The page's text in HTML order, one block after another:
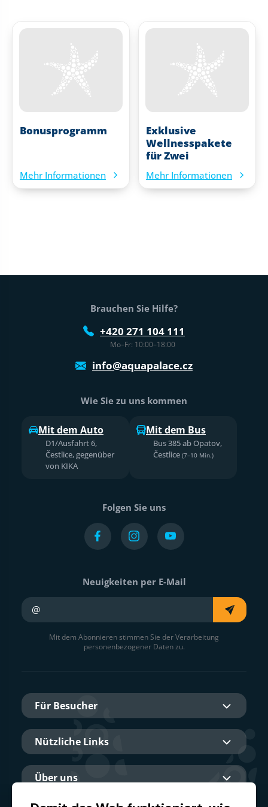
Bonusprogramm
Mehr Informationen
Exklusive
Wellnesspakete
für Zwei
Mehr Informationen
Fußtext der Website
Brauchen Sie Hilfe?
+420 271 104 111
Mo–Fr: 10:00–18:00
info@aquapalace.cz
Wie Sie zu uns kommen
Mit dem Auto
D1/Ausfahrt 6,
Čestlice, gegenüber
von KIKA
Mit dem Bus
Bus 385 ab Opatov,
Čestlice (7–10 Min.)
Folgen Sie uns
Neuigkeiten per E-Mail
Mit dem Abonnieren stimmen Sie der Verarbeitung
personenbezogener Daten zu.
Für Besucher
Nützliche Links
Über uns